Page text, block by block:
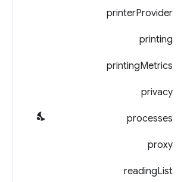
printerProvider
printing
printingMetrics
privacy
processes
proxy
readingList